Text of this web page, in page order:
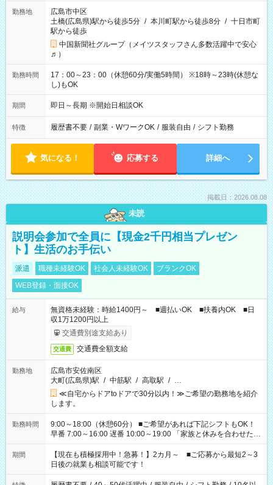
勤務地
広島市中区
土橋(広島県)駅から徒歩5分 / 本川町駅から徒歩8分 / 十日市町
駅から徒歩
中国新聞社グループ（メイツスタッフさん多数活躍中で安心
♬）
勤務時間
17：00～23：00（休憩60分/実働5時間） ※18時～23時(休憩な
し)もOK
期間 即日～長期 ※開始日相談OK
特徴 履歴書不要 / 副業・WワークOK / 服装自由 / シフト勤務
気になる！ 応募する 詳細へ
掲載日：2026.08.08
未読
説明会参加で全員に【現金2千円相当プレゼン
ト】生活のお手伝い
派遣 職種未経験OK 社会人未経験OK
ブランクOK
WEB登録・面接OK
給与
無資格未経験：時給1400円～ ■週払いOK ■扶養内OK ■日
収1万1200円以上
交通費別途支給あり
交通費 交通費全額支給
勤務地
広島市安佐南区
大町(広島県)駅 / 中筋駅 / 高取駅 / …
≪自宅からドアtoドアで30分以内！≫ご希望の勤務地を紹介
します。
勤務時間
9:00～18:00（休憩60分） ■ご希望があれば下記シフトもOK！
早番 7:00～16:00 遅番 10:00～19:00 「家族と休みを合わせた
い」 「余裕を持って夕飯の準備がしたい」 「できれば残業はし
たくない」 など、ご希望を教えてくださいね。 ※Wワーク希望
の方へ 今ご覧のお仕事で希望する勤務時間と、もう1つのお仕事
の勤務時間。 合計で週40時間を超える場合は応募できません。
期間
【現在も積極採用中！急募！】2カ月～ ■ご応募から最短2～3
日後の就業も相談可能です！